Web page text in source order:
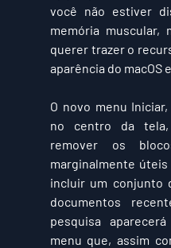
você não estiver
memória muscular,
querer trazer o
aparência do macOS
O novo menu
no centro da
remover os
marginalmente úteis
incluir um conjunto
documentos
pesquisa
menu que, assim